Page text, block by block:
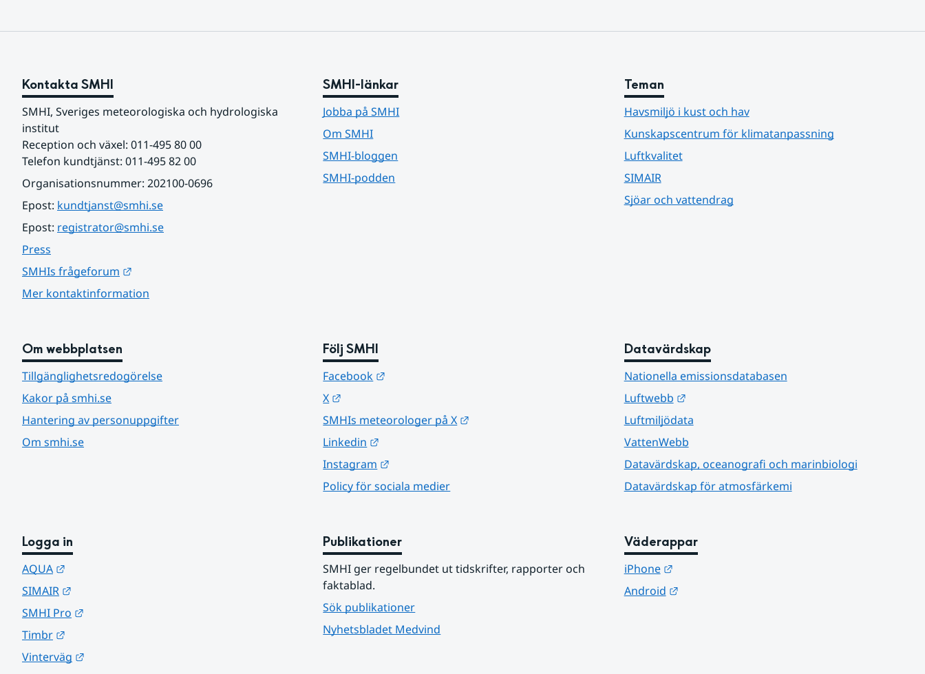
Kontakta SMHI
SMHI, Sveriges meteorologiska och hydrologiska
institut
Reception och växel: 011-495 80 00
Telefon kundtjänst: 011-495 82 00
Organisationsnummer: 202100-0696
Epost: kundtjanst@smhi.se
Epost: registrator@smhi.se
Press
SMHIs frågeforum
Mer kontaktinformation
SMHI-länkar
Jobba på SMHI
Om SMHI
SMHI-bloggen
SMHI-podden
Teman
Havsmiljö i kust och hav
Kunskapscentrum för klimatanpassning
Luftkvalitet
SIMAIR
Sjöar och vattendrag
Om webbplatsen
Tillgänglighetsredogörelse
Kakor på smhi.se
Hantering av personuppgifter
Om smhi.se
Följ SMHI
Facebook
X
SMHIs meteorologer på X
Linkedin
Instagram
Policy för sociala medier
Datavärdskap
Nationella emissionsdatabasen
Luftwebb
Länk till annan webbplats.
Luftmiljödata
VattenWebb
Datavärdskap, oceanografi och marinbiologi
Datavärdskap för atmosfärkemi
Logga in
AQUA
SIMAIR
SMHI Pro
Timbr
Vinterväg
Publikationer
SMHI ger regelbundet ut tidskrifter, rapporter och
faktablad.
Sök publikationer
Nyhetsbladet Medvind
Väderappar
iPhone
Länk till annan webbplats.
Android
Länk till annan webbplats.